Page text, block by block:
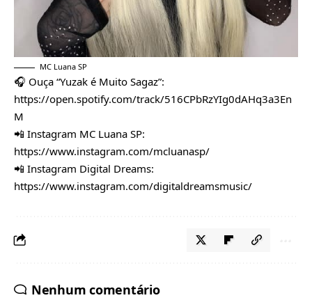
MC Luana SP
🎧 Ouça “Yuzak é Muito Sagaz”:
https://open.spotify.com/track/516CPbRzYIg0dAHq3a3En
M
📲 Instagram MC Luana SP:
https://www.instagram.com/mcluanasp/
📲 Instagram Digital Dreams:
https://www.instagram.com/digitaldreamsmusic/
Nenhum comentário